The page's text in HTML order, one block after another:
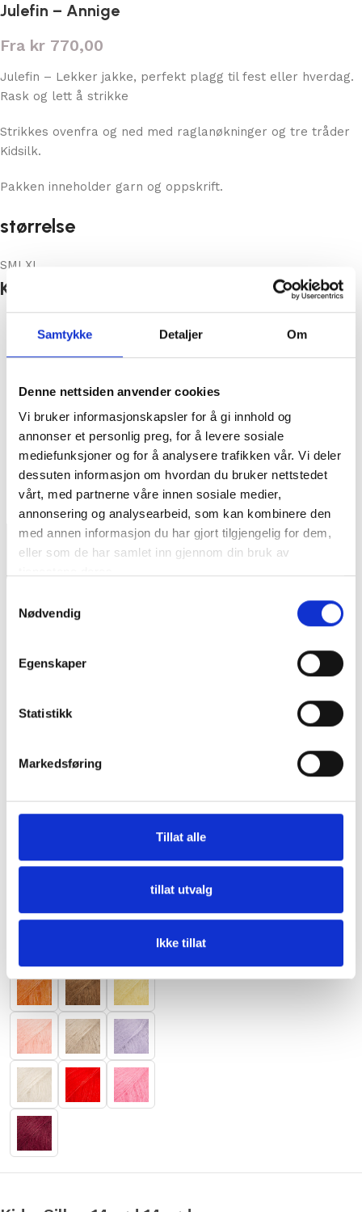
Samtykke Detaljer Om
Denne nettsiden anvender cookies
Vi bruker informasjonskapsler for å gi innhold og
annonser et personlig preg, for å levere sosiale
mediefunksjoner og for å analysere trafikken vår. Vi deler
dessuten informasjon om hvordan du bruker nettstedet
vårt, med partnerne våre innen sosiale medier,
annonsering og analysearbeid, som kan kombinere den
med annen informasjon du har gjort tilgjengelig for dem,
eller som de har samlet inn gjennom din bruk av
Nødvendig
Egenskaper
Statistikk
Markedsføring
Tillat alle
tillat utvalg
Ikke tillat
Julefin – Annige
Fra kr 770,00
Julefin – Lekker jakke, perfekt plagg til fest eller hverdag.
Rask og lett å strikke
Strikkes ovenfra og ned med raglanøkninger og tre tråder
Kidsilk.
Pakken inneholder garn og oppskrift.
størrelse
SML XL
Kid - Silk - 14 rød